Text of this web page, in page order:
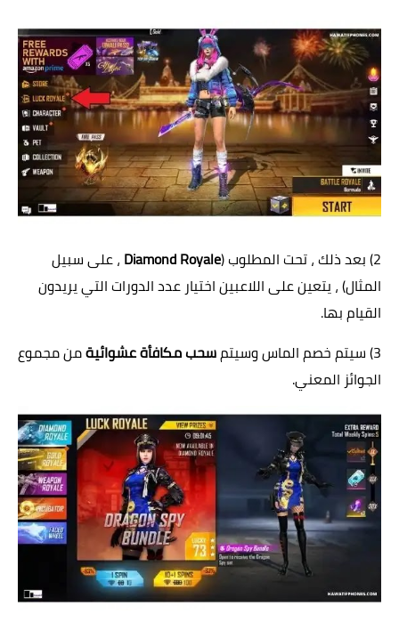
2) بعد ذلك ، تحت المطلوب ( Diamond Royale ، على سبيل
المثال) ، يتعين على اللاعبين اختيار عدد الدورات التي يريدون
القيام بها.
3) سيتم خصم الماس وسيتم
سحب مكافأة عشوائيةمن مجموع
الجوائز المعني.